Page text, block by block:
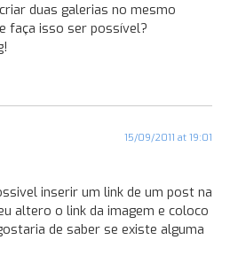
duas galerias no mesmo
faça isso ser possível?
15/09/2011 at 19:01
inserir um link de um post na
altero o link da imagem e coloco
de saber se existe alguma